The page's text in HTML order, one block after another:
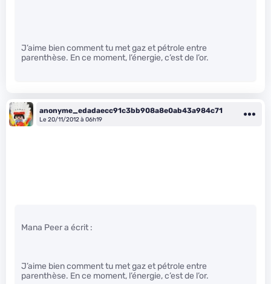
J’aime bien comment tu met gaz et pétrole entre
parenthèse. En ce moment, l’énergie, c’est de l’or.
anonyme_edadaecc91c3bb908a8e0ab43a984c71
Le 20/11/2012 à 06h19
Mana Peer a écrit :
J’aime bien comment tu met gaz et pétrole entre
parenthèse. En ce moment, l’énergie, c’est de l’or.